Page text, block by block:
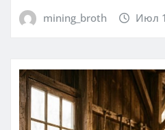
mining_broth Июл